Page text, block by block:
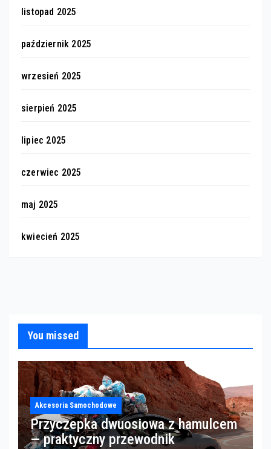
listopad 2025
październik 2025
wrzesień 2025
sierpień 2025
lipiec 2025
czerwiec 2025
maj 2025
kwiecień 2025
You missed
Akcesoria Samochodowe
Przyczepka dwuosiowa z hamulcem
— praktyczny przewodnik